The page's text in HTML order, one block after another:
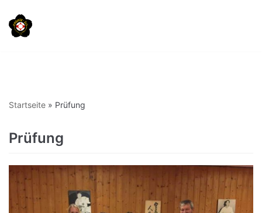
Zum
Inhalt
Startseite » Prüfung
Prüfung